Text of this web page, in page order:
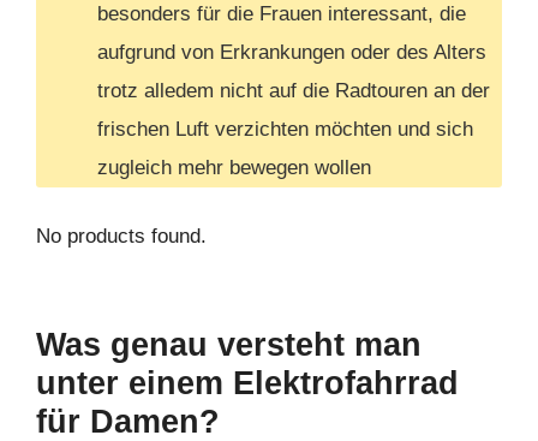
besonders für die Frauen interessant, die
aufgrund von Erkrankungen oder des Alters
trotz alledem nicht auf die Radtouren an der
frischen Luft verzichten möchten und sich
zugleich mehr bewegen wollen
No products found.
Was genau versteht man
unter einem Elektrofahrrad
für Damen?